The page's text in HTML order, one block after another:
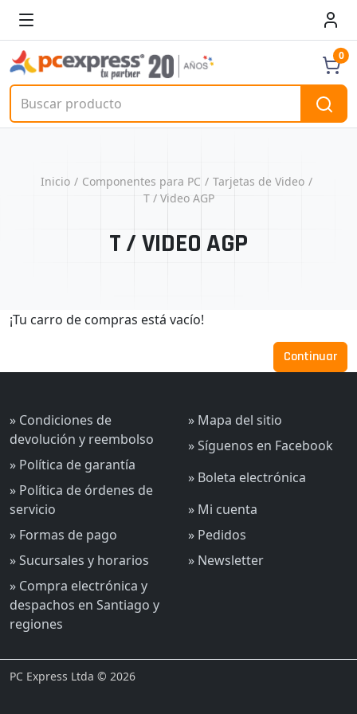
0
Inicio Componentes para PC
Tarjetas de Video
T / Video AGP
T / VIDEO AGP
¡Tu carro de compras está vacío!
Continuar
» Condiciones de
devolución y reembolso
» Política de garantía
» Política de órdenes de
servicio
» Formas de pago
» Sucursales y horarios
» Compra electrónica y
despachos en Santiago y
regiones
» Mapa del sitio
» Síguenos en Facebook
» Boleta electrónica
» Mi cuenta
» Pedidos
» Newsletter
PC Express Ltda © 2026